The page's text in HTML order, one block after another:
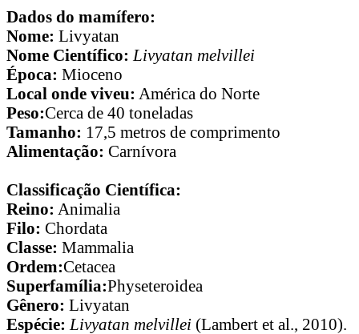
Dados do mamífero:
Nome: Livyatan
Nome Científico: Livyatan melvillei
Época: Mioceno
Local onde viveu: América do Norte
Peso:Cerca de 40 toneladas
Tamanho: 17,5 metros de comprimento
Alimentação: Carnívora
Classificação Científica:
Reino: Animalia
Filo: Chordata
Classe: Mammalia
Ordem:Cetacea
Superfamília:Physeteroidea
Gênero: Livyatan
Espécie: Livyatan melvillei (Lambert et al., 2010).